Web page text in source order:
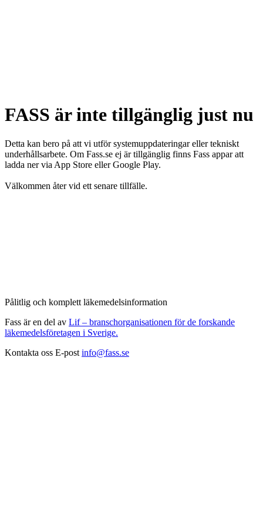
FASS är inte tillgänglig just nu
Detta kan bero på att vi utför systemuppdateringar eller tekniskt
underhållsarbete. Om Fass.se ej är tillgänglig finns Fass appar att
ladda ner via App Store eller Google Play.
Välkommen åter vid ett senare tillfälle.
Pålitlig och komplett läkemedelsinformation
Fass är en del av Lif – branschorganisationen för de forskande
läkemedelsföretagen i Sverige.
Kontakta oss E-post info@fass.se